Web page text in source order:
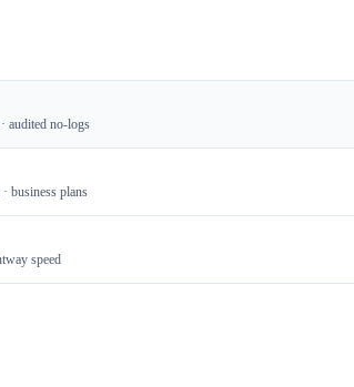
audited no-logs
business plans
speed